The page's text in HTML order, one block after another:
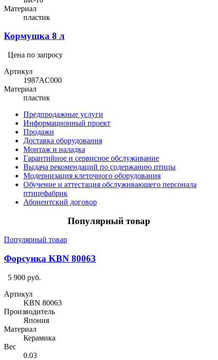
Материал
пластик
Кормушка 8 л
Цена по запросу
Артикул
1987AC000
Материал
пластик
Предпродажные услуги
Информационный проект
Продажи
Доставка оборудования
Монтаж и наладка
Гарантийное и сервисное обслуживание
Выдача рекомендаций по содержанию птицы
Модернизация клеточного оборудования
Обучение и аттестация обслуживающего персонала
птицефабрик
Абонентский договор
Популярный товар
Популярный товар
Форсунка KBN 80063
5 900 руб.
Артикул
KBN 80063
Производитель
Япония
Материал
Керамика
Вес
0.03